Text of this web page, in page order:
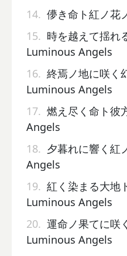
14. 儚き命ト紅ノ花
15. 時を越えて揺れ
Luminous Angels
16. 終焉ノ地に咲く
Luminous Angels
17. 燃え尽く命ト彼
Angels
18. 夕暮れに響く
Angels
19. 紅く染まる大地
Luminous Angels
20. 運命ノ果てに咲
Luminous Angels